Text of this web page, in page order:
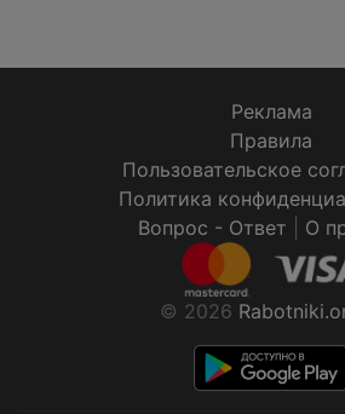
Реклама
Правила
Пользовательское
Политика
Вопрос - Ответ
О
© 2026